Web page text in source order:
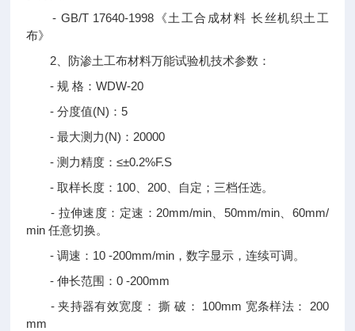
- GB/T 17640-1998《土工合成材料 长丝机织土工
布》
2、防渗土工布材料万能试验机技术参数：
- 规 格：WDW-20
- 分度值(N)：5
- 最大测力(N)：20000
- 测力精度：≤±0.2%F.S
- 取样长度：100、200、自定；三档任选。
- 拉伸速度：定速：20mm/min、50mm/min、60mm/
min 任意切换。
- 调速：10 -200mm/min，数字显示，连续可调。
- 伸长范围：0 -200mm
- 夹持器有效宽度： 撕 破： 100mm 宽条样法： 200
mm